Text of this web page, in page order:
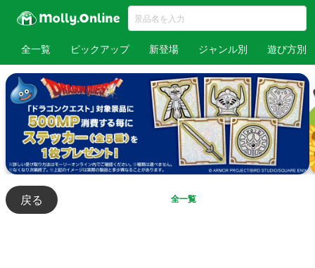
全一覧 ピックアップ 新登場 ジャンル別 遊び方別
戻る 全一覧